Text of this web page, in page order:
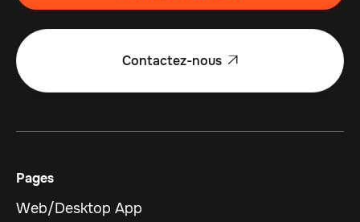
Contactez-nous 
Pages
Web/Desktop App